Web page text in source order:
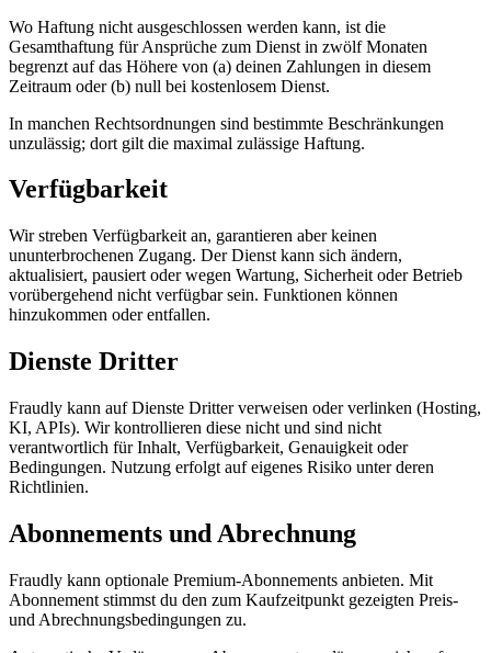
Wo Haftung nicht ausgeschlossen werden kann, ist die
Gesamthaftung für Ansprüche zum Dienst in zwölf Monaten
begrenzt auf das Höhere von (a) deinen Zahlungen in diesem
Zeitraum oder (b) null bei kostenlosem Dienst.
In manchen Rechtsordnungen sind bestimmte Beschränkungen
unzulässig; dort gilt die maximal zulässige Haftung.
Verfügbarkeit
Wir streben Verfügbarkeit an, garantieren aber keinen
ununterbrochenen Zugang. Der Dienst kann sich ändern,
aktualisiert, pausiert oder wegen Wartung, Sicherheit oder Betrieb
vorübergehend nicht verfügbar sein. Funktionen können
hinzukommen oder entfallen.
Dienste Dritter
Fraudly kann auf Dienste Dritter verweisen oder verlinken (Hosting,
KI, APIs). Wir kontrollieren diese nicht und sind nicht
verantwortlich für Inhalt, Verfügbarkeit, Genauigkeit oder
Bedingungen. Nutzung erfolgt auf eigenes Risiko unter deren
Richtlinien.
Abonnements und Abrechnung
Fraudly kann optionale Premium-Abonnements anbieten. Mit
Abonnement stimmst du den zum Kaufzeitpunkt gezeigten Preis-
und Abrechnungsbedingungen zu.